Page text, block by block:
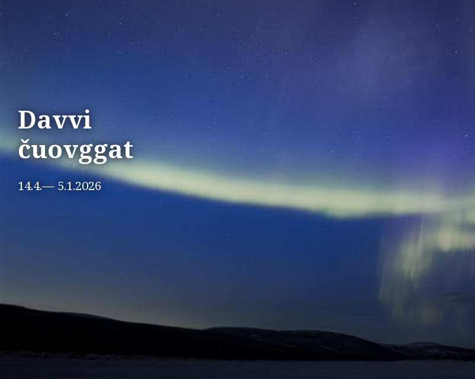
Davvi
čuovggat
14.4.— 5.1.2026